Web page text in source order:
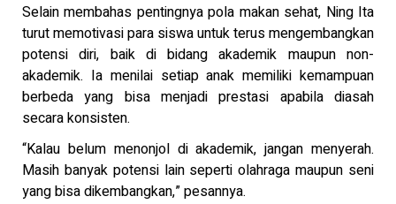
Selain membahas pentingnya pola makan sehat, Ning Ita
turut memotivasi para siswa untuk terus mengembangkan
potensi diri, baik di bidang akademik maupun non-
akademik. Ia menilai setiap anak memiliki kemampuan
berbeda yang bisa menjadi prestasi apabila diasah
secara konsisten.
“Kalau belum menonjol di akademik, jangan menyerah.
Masih banyak potensi lain seperti olahraga maupun seni
yang bisa dikembangkan,” pesannya.